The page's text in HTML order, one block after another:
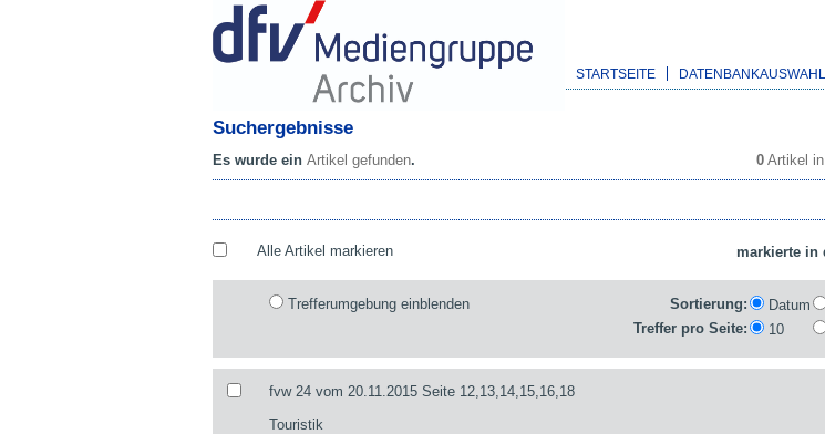
STARTSEITE DATENBANKAUSWAHL
Suchergebnisse
0 Artikel in
Es wurde ein Artikel gefunden.
Alle Artikel markieren
Trefferumgebung einblenden Sortierung: Datum
Treffer pro Seite:
10
fvw 24 vom 20.11.2015 Seite 12,13,14,15,16,18
Touristik